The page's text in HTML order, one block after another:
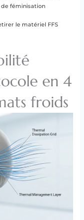
féminisation
le matériel FFS
en 4
froids